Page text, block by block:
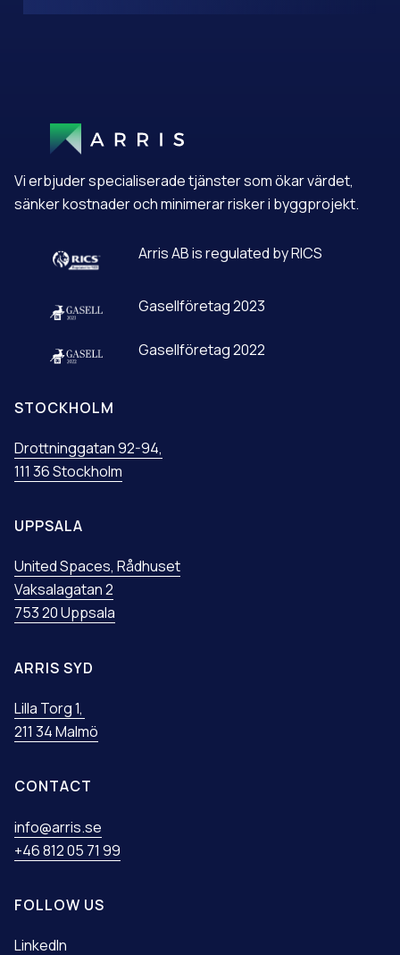
I
V
Vi erbjuder specialiserade tjänster som ökar värdet,
sänker kostnader och minimerar risker i byggprojekt.
Arris AB is regulated by RICS
Gasellföretag 2023
Gasellföretag 2022
STOCKHOLM
Drottninggatan 92-94,
111 36 Stockholm
UPPSALA
United Spaces, Rådhuset
Vaksalagatan 2
753 20 Uppsala
ARRIS SYD
Lilla Torg 1,
211 34 Malmö
CONTACT
info@arris.se
+46 812 05 71 99
FOLLOW US
LinkedIn